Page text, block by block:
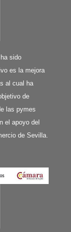
sido
es la mejora
al cual ha
de
las pymes
el apoyo del
de Sevilla.